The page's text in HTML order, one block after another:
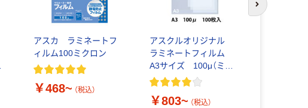
アスカ ラミネートフ
ィルム100ミクロン
￥468~ （税込）
アスクルオリジナル
ラミネートフィルム
A3サイズ 100μ（ミク
ロン）
￥803~ （税込）
次のスライド